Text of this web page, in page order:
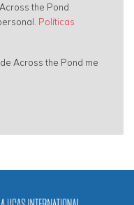
the Pond
Políticas
Across the Pond me